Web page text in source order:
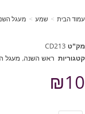
עמוד הבית > שמע > מעגל
מק"ט CD213
קטגוריות ראש השנה, מעגל
₪10